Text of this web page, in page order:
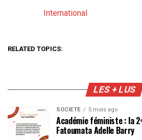
Par rapport à
International
RELATED TOPICS:
LES + LUS
SOCIÉTÉ 5 mois ago
Académie féministe : la
Fatoumata Adelle Barry